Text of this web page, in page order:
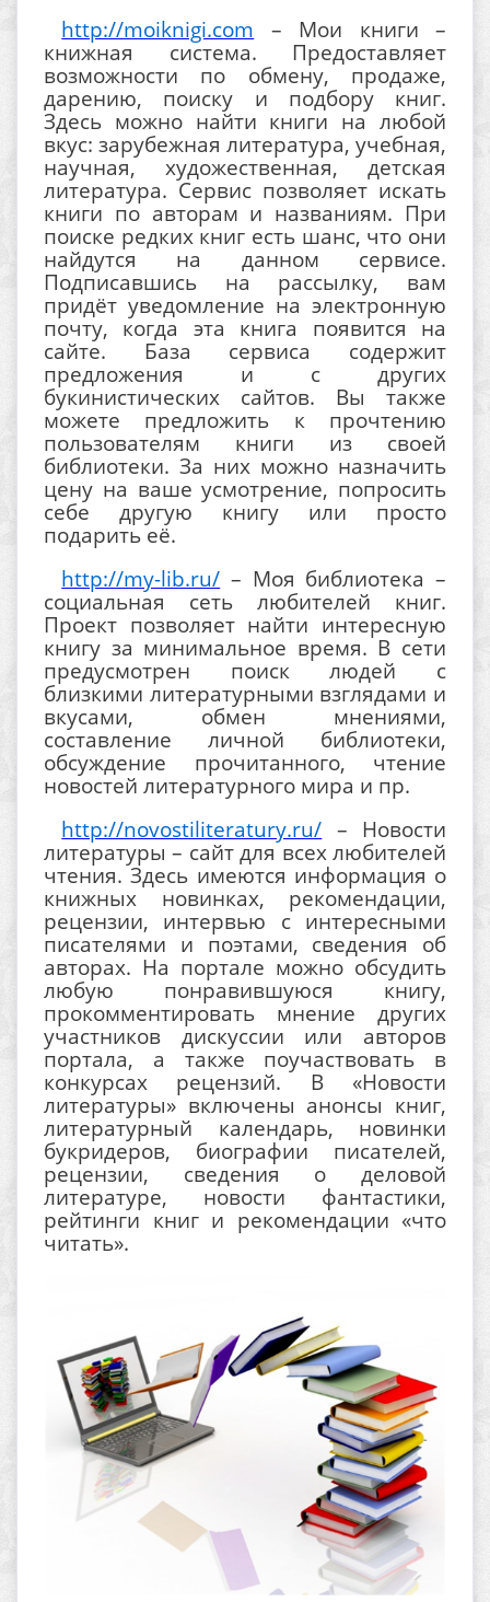
http://moiknigi.com – Мои книги –
книжная система. Предоставляет
возможности по обмену, продаже,
дарению, поиску и подбору книг.
Здесь можно найти книги на любой
вкус: зарубежная литература, учебная,
научная, художественная, детская
литература. Сервис позволяет искать
книги по авторам и названиям. При
поиске редких книг есть шанс, что они
найдутся на данном сервисе.
Подписавшись на рассылку, вам
придёт уведомление на электронную
почту, когда эта книга появится на
сайте. База сервиса содержит
предложения и с других
букинистических сайтов. Вы также
можете предложить к прочтению
пользователям книги из своей
библиотеки. За них можно назначить
цену на ваше усмотрение, попросить
себе другую книгу или просто
подарить её.
http://my-lib.ru/ – Моя библиотека –
социальная сеть любителей книг.
Проект позволяет найти интересную
книгу за минимальное время. В сети
предусмотрен поиск людей с
близкими литературными взглядами и
вкусами, обмен мнениями,
составление личной библиотеки,
обсуждение прочитанного, чтение
новостей литературного мира и пр.
http://novostiliteratury.ru/ – Новости
литературы – сайт для всех любителей
чтения. Здесь имеются информация о
книжных новинках, рекомендации,
рецензии, интервью с интересными
писателями и поэтами, сведения об
авторах. На портале можно обсудить
любую понравившуюся книгу,
прокомментировать мнение других
участников дискуссии или авторов
портала, а также поучаствовать в
конкурсах рецензий. В «Новости
литературы» включены анонсы книг,
литературный календарь, новинки
букридеров, биографии писателей,
рецензии, сведения о деловой
литературе, новости фантастики,
рейтинги книг и рекомендации «что
читать».